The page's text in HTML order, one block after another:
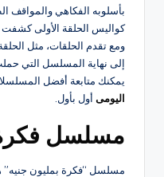
بأسلوبه الفكاهي والمواقف
كواليس الحلقة الأولى
إلى نهاية المسلسل التي
يمكنك متابعة أفضل
اليومى أول بأول.
مسلسل فكرة
مسلسل “فكرة بمليون